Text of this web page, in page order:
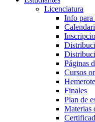
Licenciatura
Info para
Páginas
Cursos
Finales
Plan de
Materias